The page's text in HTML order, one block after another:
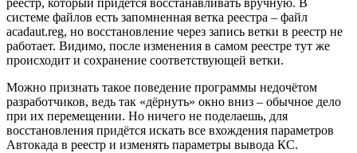
реестр, который придётся восстанавливать вручную. В
системе файлов есть запомненная ветка реестра – файл
acadaut.reg, но восстановление через запись ветки в реестр не
работает. Видимо, после изменения в самом реестре тут же
происходит и сохранение соответствующей ветки.
Можно признать такое поведение программы недочётом
разработчиков, ведь так «дёрнуть» окно вниз – обычное дело
при их перемещении. Но ничего не поделаешь, для
восстановления придётся искать все вхождения параметров
Автокада в реестр и изменять параметры вывода КС.